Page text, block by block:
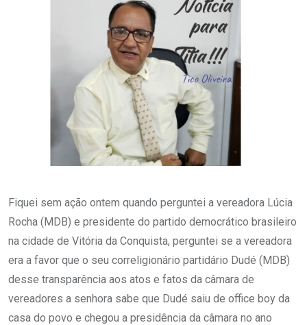
Fiquei sem ação ontem quando perguntei a vereadora Lúcia
Rocha (MDB) e presidente do partido democrático brasileiro
na cidade de Vitória da Conquista, perguntei se a vereadora
era a favor que o seu correligionário partidário Dudé (MDB)
desse transparência aos atos e fatos da câmara de
vereadores a senhora sabe que Dudé saiu de office boy da
casa do povo e chegou a presidência da câmara no ano